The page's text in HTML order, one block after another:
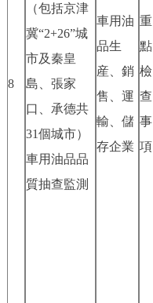
8
（包括京津
冀“2+26”城
市及秦皇
島、張家
口、承德共
31個城市）
車用油品品
質抽查監測
車用油
品生
産、銷
售、運
輸、儲
存企業
重
點
檢
查
事
項